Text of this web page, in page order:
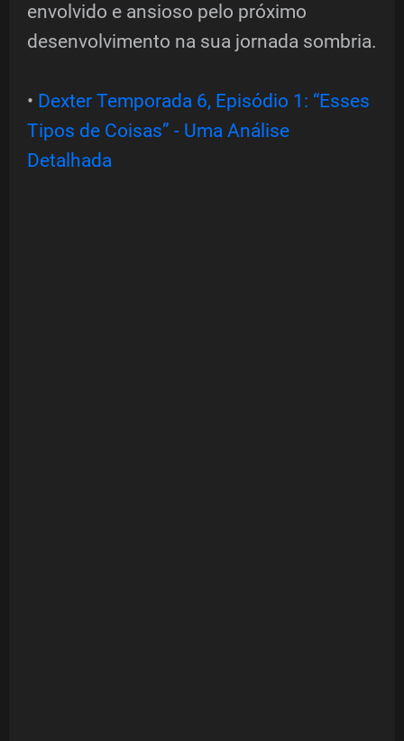
envolvido e ansioso pelo próximo
desenvolvimento na sua jornada sombria.
• Dexter Temporada 6, Episódio 1: “Esses
Tipos de Coisas” - Uma Análise
Detalhada